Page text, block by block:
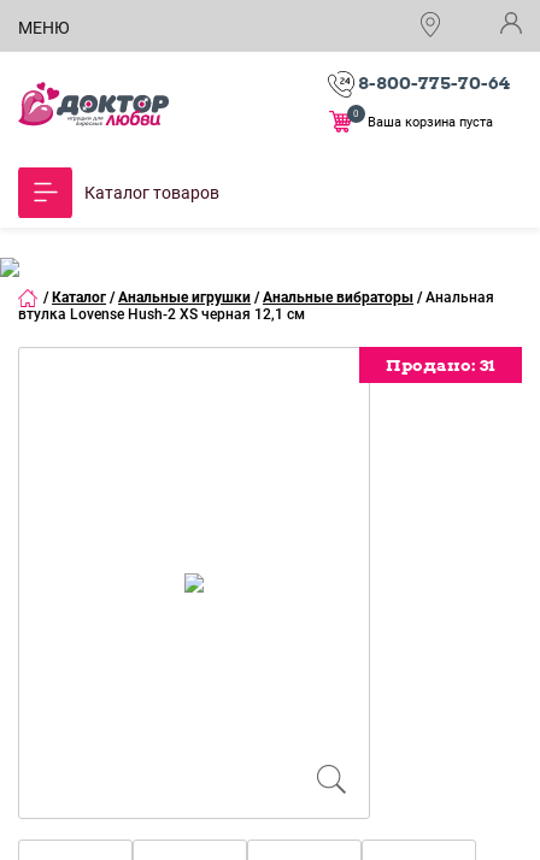
МЕНЮ
8-800-775-70-64
Ваша корзина пуста
0
Каталог товаров
/ Каталог / Анальные игрушки / Анальные вибраторы / Анальная
втулка Lovense Hush-2 XS черная 12,1 см
Продано: 31
Продано: 31
Продано: 31
Продано: 31
Продано: 31
Продано: 31
Продано: 31
Продано: 31
Продано: 31
Продано: 31